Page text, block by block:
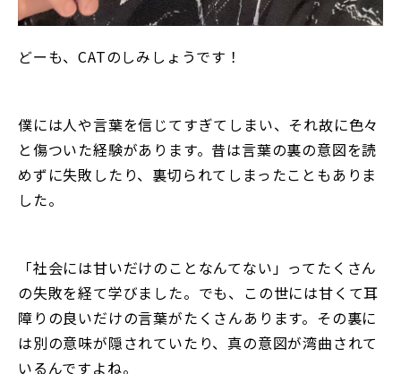
どーも、CATのしみしょうです！
僕には人や言葉を信じてすぎてしまい、それ故に色々
と傷ついた経験があります。昔は言葉の裏の意図を読
めずに失敗したり、裏切られてしまったこともありま
した。
「社会には甘いだけのことなんてない」ってたくさん
の失敗を経て学びました。でも、この世には甘くて耳
障りの良いだけの言葉がたくさんあります。その裏に
は別の意味が隠されていたり、真の意図が湾曲されて
いるんですよね。